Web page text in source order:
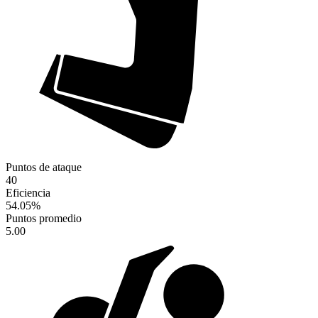
Puntos de ataque
40
Eficiencia
54.05%
Puntos promedio
5.00